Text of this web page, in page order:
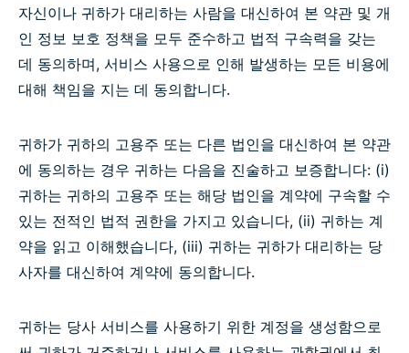
자신이나 귀하가 대리하는 사람을 대신하여 본 약관 및 개
인 정보 보호 정책을 모두 준수하고 법적 구속력을 갖는
데 동의하며, 서비스 사용으로 인해 발생하는 모든 비용에
대해 책임을 지는 데 동의합니다.
귀하가 귀하의 고용주 또는 다른 법인을 대신하여 본 약관
에 동의하는 경우 귀하는 다음을 진술하고 보증합니다: (i)
귀하는 귀하의 고용주 또는 해당 법인을 계약에 구속할 수
있는 전적인 법적 권한을 가지고 있습니다, (ii) 귀하는 계
약을 읽고 이해했습니다, (iii) 귀하는 귀하가 대리하는 당
사자를 대신하여 계약에 동의합니다.
귀하는 당사 서비스를 사용하기 위한 계정을 생성함으로